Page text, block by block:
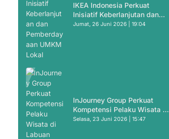
IKEA Indonesia Perkuat
Inisiatif Keberlanjutan dan
Pemberdayaan UMKM Lokal
Jumat, 26 Juni 2026 | 19:04
InJourney Group Perkuat
Kompetensi Pelaku Wisata di
Labuan Bajo
Selasa, 23 Juni 2026 | 15:47